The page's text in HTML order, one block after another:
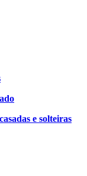
e solteiras